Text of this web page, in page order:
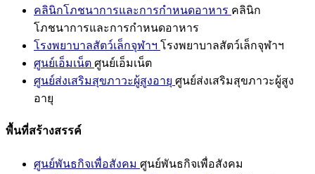
คลินิกโภชนาการและการกำหนดอาหาร คลินิก
โภชนาการและการกำหนดอาหาร
โรงพยาบาลสัตว์เล็กจุฬาฯ โรงพยาบาลสัตว์เล็กจุฬาฯ
ศูนย์เอ็มเน็ต ศูนย์เอ็มเน็ต
ศูนย์ส่งเสริมสุขภาวะผู้สูงอายุ ศูนย์ส่งเสริมสุขภาวะผู้สูง
อายุ
พื้นที่สร้างสรรค์
ศูนย์พันธกิจเพื่อสังคม ศูนย์พันธกิจเพื่อสังคม